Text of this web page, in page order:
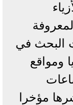
البحث في
ومواقع
مؤخرا